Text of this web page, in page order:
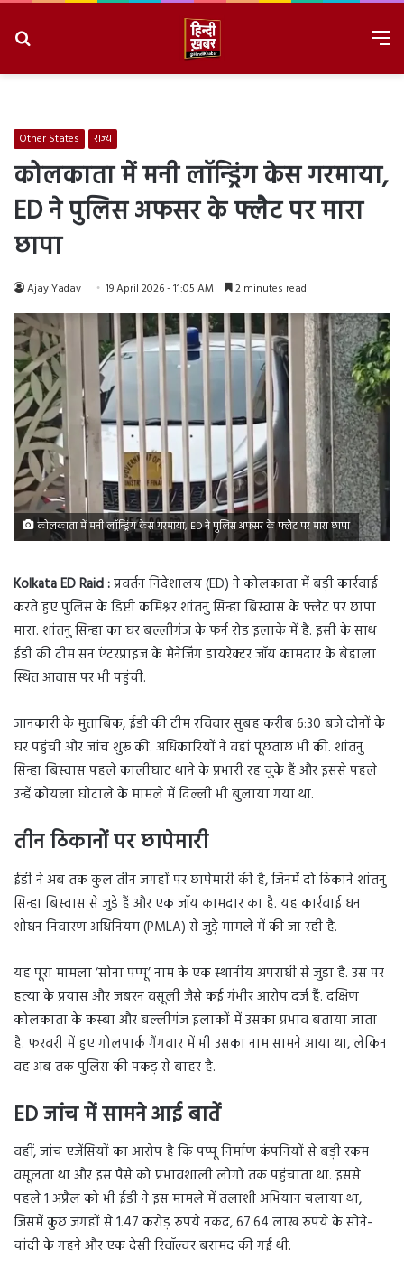
Other States राज्य
कोलकाता में मनी लॉन्ड्रिंग केस गरमाया,
ED ने पुलिस अफसर के फ्लैट पर मारा
छापा
Ajay Yadav 19 April 2026 - 11:05 AM 2 minutes read
कोलकाता में मनी लॉन्ड्रिंग केस गरमाया, ED ने पुलिस अफसर के फ्लैट पर मारा छापा
Kolkata ED Raid :प्रवर्तन निदेशालय (ED) ने कोलकाता में बड़ी कार्रवाई
करते हुए पुलिस के डिप्टी कमिश्नर शांतनु सिन्हा बिस्वास के फ्लैट पर छापा
मारा. शांतनु सिन्हा का घर बल्लीगंज के फर्न रोड इलाके में है. इसी के साथ
ईडी की टीम सन एंटरप्राइज के मैनेजिंग डायरेक्टर जॉय कामदार के बेहाला
स्थित आवास पर भी पहुंची.
जानकारी के मुताबिक, ईडी की टीम रविवार सुबह करीब 6:30 बजे दोनों के
घर पहुंची और जांच शुरू की. अधिकारियों ने वहां पूछताछ भी की. शांतनु
सिन्हा बिस्वास पहले कालीघाट थाने के प्रभारी रह चुके हैं और इससे पहले
उन्हें कोयला घोटाले के मामले में दिल्ली भी बुलाया गया था.
तीन ठिकानों पर छापेमारी
ईडी ने अब तक कुल तीन जगहों पर छापेमारी की है, जिनमें दो ठिकाने शांतनु
सिन्हा बिस्वास से जुड़े हैं और एक जॉय कामदार का है. यह कार्रवाई धन
शोधन निवारण अधिनियम (PMLA) से जुड़े मामले में की जा रही है.
यह पूरा मामला ‘सोना पप्पू’ नाम के एक स्थानीय अपराधी से जुड़ा है. उस पर
हत्या के प्रयास और जबरन वसूली जैसे कई गंभीर आरोप दर्ज हैं. दक्षिण
कोलकाता के कस्बा और बल्लीगंज इलाकों में उसका प्रभाव बताया जाता
है. फरवरी में हुए गोलपार्क गैंगवार में भी उसका नाम सामने आया था, लेकिन
वह अब तक पुलिस की पकड़ से बाहर है.
ED जांच में सामने आई बातें
वहीं, जांच एजेंसियों का आरोप है कि पप्पू निर्माण कंपनियों से बड़ी रकम
वसूलता था और इस पैसे को प्रभावशाली लोगों तक पहुंचाता था. इससे
पहले 1 अप्रैल को भी ईडी ने इस मामले में तलाशी अभियान चलाया था,
जिसमें कुछ जगहों से 1.47 करोड़ रुपये नकद, 67.64 लाख रुपये के सोने-
चांदी के गहने और एक देसी रिवॉल्वर बरामद की गई थी.